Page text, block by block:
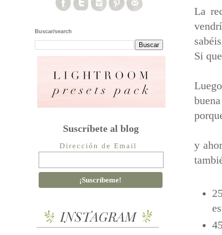
La
Si
y
Buscar/search
Suscríbete al blog
Dirección de Email